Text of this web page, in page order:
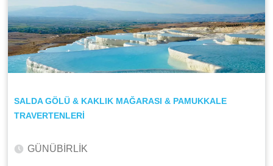
SALDA GÖLÜ & KAKLIK MAĞARASI & PAMUKKALE
TRAVERTENLERİ
GÜNÜBİRLİK